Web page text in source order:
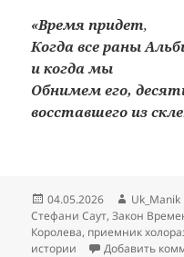
«Время придет,
Когда все раны
и когда мы
Обнимем его,
восставшего из
Опубликовано
04.05.2026 Автор
Uk_Manik
Стефани Саут,Закон
Королева, приемник
истории
Добавить